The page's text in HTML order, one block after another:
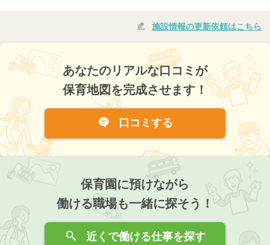
施設情報の更新依頼はこちら
あなたのリアルな口コミが
保育地図を完成させます！
口コミする
保育園に預けながら
働ける職場も一緒に探そう！
近くで働ける仕事を探す